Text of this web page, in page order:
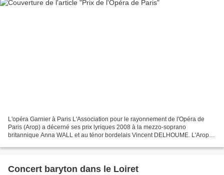
L'opéra Garnier à Paris L'Association pour le rayonnement de l'Opéra de
Paris (Arop) a décerné ses prix lyriques 2008 à la mezzo-soprano
britannique Anna WALL et au ténor bordelais Vincent DELHOUME. L'Arop
Concert baryton dans le Loiret